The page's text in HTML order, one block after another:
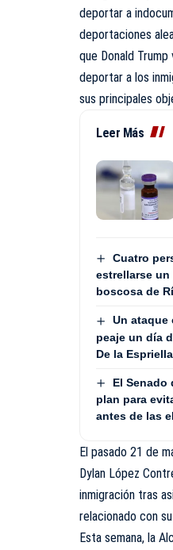
deportar a
deportaciones
que Donald
deportar a los
sus principales
Leer Más
Cuatro
estrellarse
boscosa de
Un ataque
peaje un día
De la
El Senado
plan para
antes de las
El pasado 21 de
Dylan López
inmigración tras
relacionado con
Esta semana, la